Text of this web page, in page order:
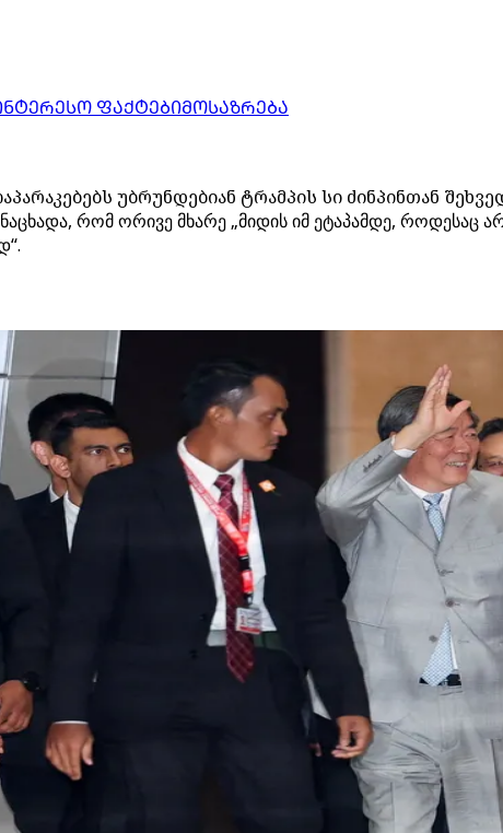
ᲤᲐᲥᲢᲔᲑᲘᲛᲝᲡᲐᲖᲠᲔᲑᲐ
უბრუნდებიან ტრამპის სი ძინპინთან
რომ ორივე მხარე „მიდის იმ ეტაპამდე, როდესაც